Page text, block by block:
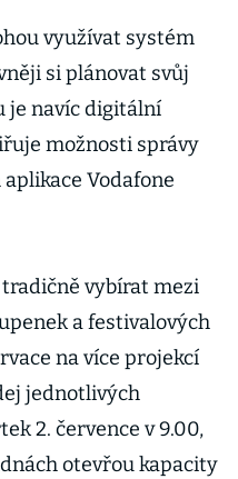
využívat systém
si plánovat svůj
je navíc digitální
možnosti správy
Vodafone
vybírat mezi
a festivalových
na více projekcí
jednotlivých
2. července v 9.00,
otevřou kapacity